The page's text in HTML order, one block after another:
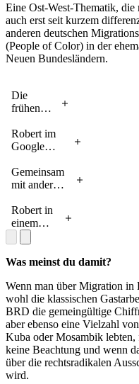
Eine Ost-West-Thematik, die
auch erst seit kurzem
anderen deutschen
(People of Color) in der
Neuen Bundesländern.
Die
frühen
Robert
Lehmann
Mitte der
80er in
von
Potsdam
auf
Robert im
Google
in Mountain
View,
Gemeinsam
mit anderen
beim
Volunteering
im
ländlichen
Tansania
Robert in
einem
Artikel
des
Berliner
anlässlich
der
Eröffnung
des neuen
Berliner
Google-
Büros im
Januar
Was meinst du damit?
Wenn man über Migration in
wohl die klassischen
BRD die gemeingültige
aber ebenso eine Vielzahl
Kuba oder Mosambik
keine Beachtung und wenn
über die rechtsradikalen
wird.